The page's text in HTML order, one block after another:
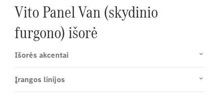
Vito Panel Van (skydinio
furgono) išorė
Išorės akcentai
Įrangos linijos